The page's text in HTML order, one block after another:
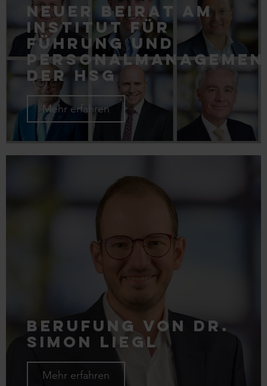
Neuer Beirat am
Institut für
Führung und
der HSG
Mehr erfahren
Berufung von Dr.
Simon Liegl
Mehr erfahren